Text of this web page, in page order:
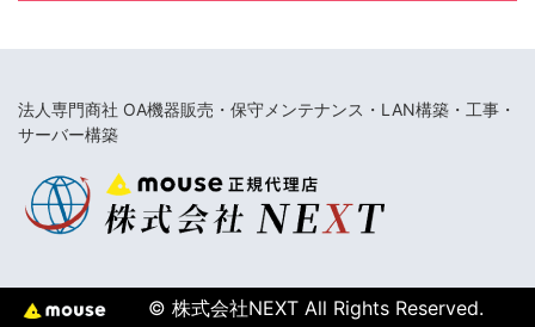
法人専門商社 OA機器販売・保守メンテナンス・LAN構築・工事・
サーバー構築
© 株式会社NEXT All Rights Reserved.